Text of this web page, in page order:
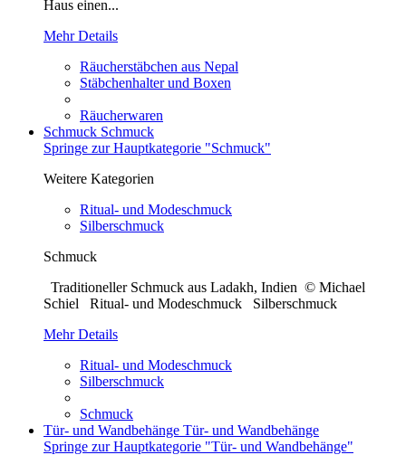
Haus einen...
Mehr Details
Räucherstäbchen aus Nepal
Stäbchenhalter und Boxen
Räucherwaren
Schmuck Schmuck
Springe zur Hauptkategorie "Schmuck"
Weitere Kategorien
Ritual- und Modeschmuck
Silberschmuck
Schmuck
Traditioneller Schmuck aus Ladakh, Indien © Michael
Schiel Ritual- und Modeschmuck Silberschmuck
Mehr Details
Ritual- und Modeschmuck
Silberschmuck
Schmuck
Tür- und Wandbehänge Tür- und Wandbehänge
Springe zur Hauptkategorie "Tür- und Wandbehänge"